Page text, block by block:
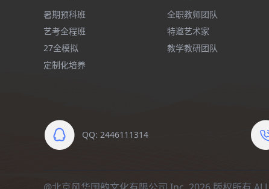
暑期预科班
艺考全程班
27全模拟
定制化培养
全职教师团队
特邀艺术家
教学教研团队
QQ: 2446111314